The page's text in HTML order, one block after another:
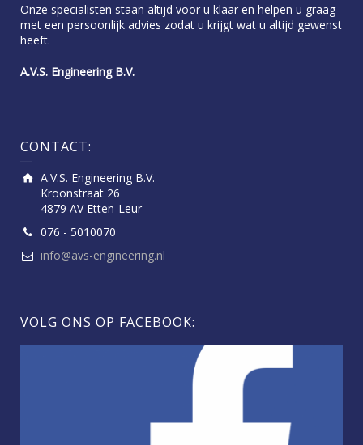
Onze specialisten staan altijd voor u klaar en helpen u graag
met een persoonlijk advies zodat u krijgt wat u altijd gewenst
heeft.
A.V.S. Engineering B.V.
CONTACT:
A.V.S. Engineering B.V.
Kroonstraat 26
4879 AV Etten-Leur
076 - 5010070
info@avs-engineering.nl
VOLG ONS OP FACEBOOK: